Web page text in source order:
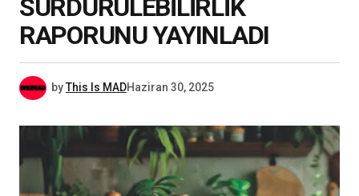
SÜRDÜRÜLEBİLİRLİK
RAPORUNU YAYINLADI
byThis Is MADHaziran 30, 2025